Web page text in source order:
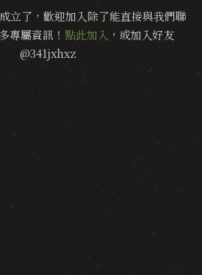
立了，歡迎加入除了能直接與我們聯
專屬資訊！ 點此加入 ，或加入好友
@341jxhxz